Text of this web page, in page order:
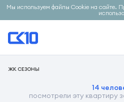
Мы используем файлы Cookie на сайте.
ЖК СЕЗОНЫ
14
посмотрели эту квартиру